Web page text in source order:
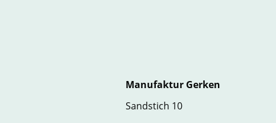
Manufaktur Gerken
Sandstich 10